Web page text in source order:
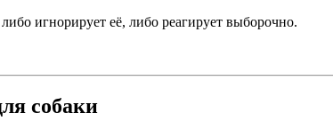
игнорирует её, либо реагирует выборочно.
собаки